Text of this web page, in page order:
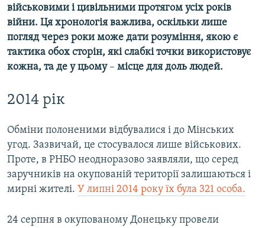
військовими і цивільними протягом усіх років
війни. Ця хронологія важлива, оскільки лише
погляд через роки може дати розуміння, якою є
тактика обох сторін, які слабкі точки використовує
кожна, та де у цьому – місце для доль людей.
2014 рік
Обміни полоненими відбувалися і до Мінських
угод. Зазвичай, це стосувалося лише військових.
Проте, в РНБО неодноразово заявляли, що серед
заручників на окупованій території залишаються і
мирні жителі. У липні 2014 року їх була 321 особа.
24 серпня в окупованому Донецьку провели